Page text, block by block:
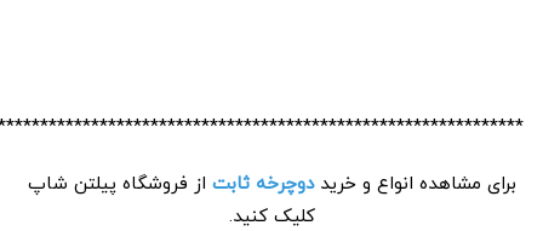
برای مشاهده انواع و خریددوچرخه ثابت از فروشگاه پیلتن شاپ
کلیک کنید.